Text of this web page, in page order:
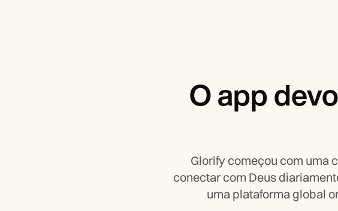
O app
Glorify começou com uma
conectar com Deus
uma plataforma global